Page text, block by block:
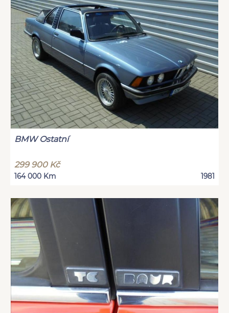
BMW Ostatní
299 900 Kč
164 000 Km 1981